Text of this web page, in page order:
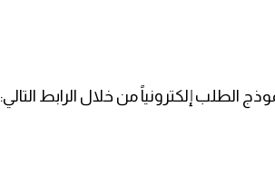
الطلب إلكترونياً من خلال الرابط التالي: